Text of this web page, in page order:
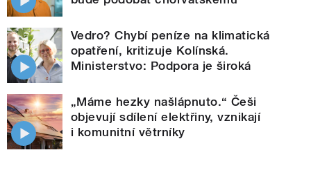
Vedro? Chybí peníze na klimatická
opatření, kritizuje Kolínská.
Ministerstvo: Podpora je široká
„Máme hezky našlápnuto.“ Češi
objevují sdílení elektřiny, vznikají
i komunitní větrníky